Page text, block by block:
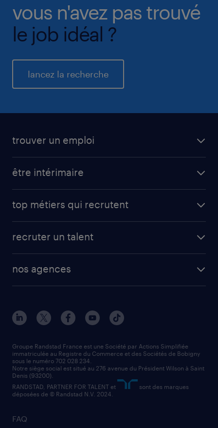
vous n'avez pas trouvé
le job idéal ?
lancez la recherche
trouver un emploi
créer un compte candidat
être intérimaire
app talent / portail web
top métiers qui recrutent
manutentionnaire
assistant administratif
comptable
recruter un talent
solutions opérationnelles
contact entreprise
faq intérim / recrutement
nos agences
nos agences par ville
nos agences par région
nos cabinets de recrutement
FAQ
Groupe Randstad France est une Société par Actions Simplifiée
immatriculée au Registre du Commerce et des Sociétés de Bobigny
sous le numéro 702 028 234.
Notre siège social est situé au 276 avenue du Président Wilson à Saint
Denis (93200).
RANDSTAD, PARTNER FOR TALENT et
sont des marques
déposées de © Randstad N.V. 2024.